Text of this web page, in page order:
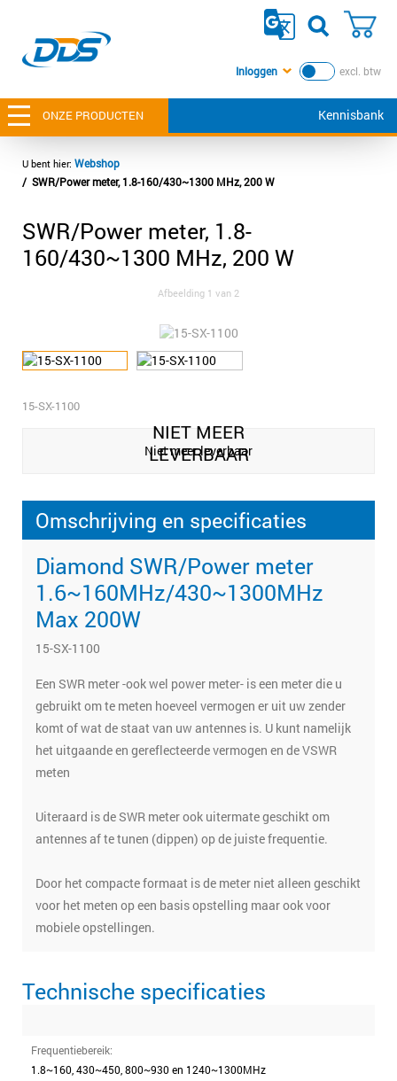
Inloggen
ONZE PRODUCTEN Kennisbank
excl. btw
Webshop
SWR/Power meter, 1.8-160/430~1300 MHz, 200 W
SWR/Power meter, 1.8-
160/430~1300 MHz, 200 W
NIET MEER
LEVERBAAR
Afbeelding 1 van 2
15-SX-1100
Niet meer leverbaar
Omschrijving en specificaties
Diamond SWR/Power meter
1.6~160MHz/430~1300MHz
Max 200W
15-SX-1100
Een SWR meter -ook wel power meter- is een meter die u
gebruikt om te meten hoeveel vermogen er uit uw zender
komt of wat de staat van uw antennes is. U kunt namelijk
het uitgaande en gereflecteerde vermogen en de VSWR
meten
Uiteraard is de SWR meter ook uitermate geschikt om
antennes af te tunen (dippen) op de juiste frequentie.
Door het compacte formaat is de meter niet alleen geschikt
voor het meten op een basis opstelling maar ook voor
mobiele opstellingen.
Technische specificaties
Frequentiebereik:
1.8~160, 430~450, 800~930 en 1240~1300MHz